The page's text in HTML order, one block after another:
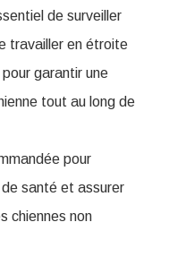
de surveiller
travailler en étroite
garantir une
tout au long de
pour
santé et assurer
chiennes non